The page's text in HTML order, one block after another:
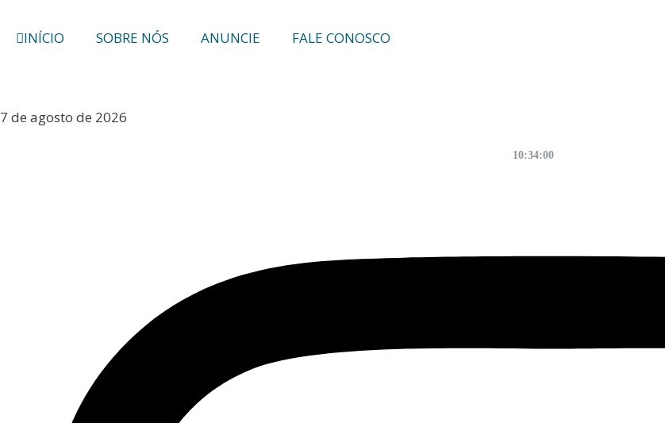
INÍCIO SOBRE NÓS ANUNCIE FALE CONOSCO
7 de agosto de 2026
10:34:01